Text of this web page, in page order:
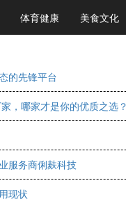
体育健康 美食文化
的先锋平台
，哪家才是你的优质之选？
服务商俐麸科技
现状